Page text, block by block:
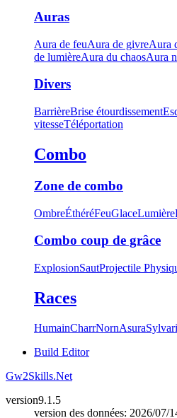
Auras
Aura de feuAura de givreAura
de lumièreAura du chaosAura
Divers
BarrièreBrise étourdissement
vitesseTéléportation
Combo
Zone de combo
OmbreÉthéréFeuGlaceLumière
Combo coup de grâce
ExplosionSautProjectile
Races
HumainCharrNornAsuraSylvari
Build Editor
Gw2Skills.Net
version9.1.5
version des données: 2026/07/